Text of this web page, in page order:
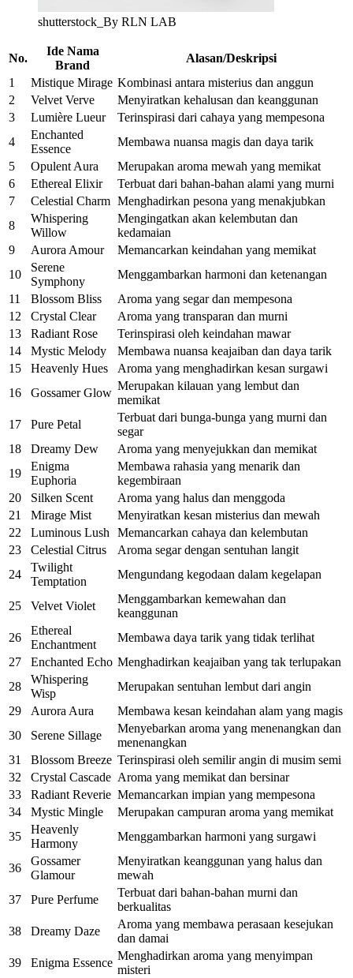
shutterstock_By RLN LAB
No.
Ide Nama
Brand
Alasan/Deskripsi
1
Mistique Mirage Kombinasi antara misterius dan anggun
2
Velvet Verve
Menyiratkan kehalusan dan keanggunan
3
Lumière Lueur
Terinspirasi dari cahaya yang mempesona
4
Enchanted
Essence
Membawa nuansa magis dan daya tarik
5
Opulent Aura
Merupakan aroma mewah yang memikat
6
Ethereal Elixir
Terbuat dari bahan-bahan alami yang murni
7
Celestial Charm Menghadirkan pesona yang menakjubkan
8
Whispering
Willow
Mengingatkan akan kelembutan dan
kedamaian
9
Aurora Amour
Memancarkan keindahan yang memikat
10
Serene
Symphony
Menggambarkan harmoni dan ketenangan
11
Blossom Bliss
Aroma yang segar dan mempesona
12
Crystal Clear
Aroma yang transparan dan murni
13
Radiant Rose
Terinspirasi oleh keindahan mawar
14
Mystic Melody
Membawa nuansa keajaiban dan daya tarik
15
Heavenly Hues
Aroma yang menghadirkan kesan surgawi
16
Gossamer Glow
Merupakan kilauan yang lembut dan
memikat
17
Pure Petal
Terbuat dari bunga-bunga yang murni dan
segar
18
Dreamy Dew
Aroma yang menyejukkan dan memikat
19
Enigma
Euphoria
Membawa rahasia yang menarik dan
kegembiraan
20
Silken Scent
Aroma yang halus dan menggoda
21
Mirage Mist
Menyiratkan kesan misterius dan mewah
22
Luminous Lush
Memancarkan cahaya dan kelembutan
23
Celestial Citrus
Aroma segar dengan sentuhan langit
24
Twilight
Temptation
Mengundang kegodaan dalam kegelapan
25 Velvet Violet
Menggambarkan kemewahan dan
keanggunan
26
Ethereal
Enchantment
Membawa daya tarik yang tidak terlihat
27
Enchanted Echo Menghadirkan keajaiban yang tak terlupakan
28
Whispering
Wisp
Merupakan sentuhan lembut dari angin
29
Aurora Aura
Membawa kesan keindahan alam yang magis
30
Serene Sillage
Menyebarkan aroma yang menenangkan dan
menenangkan
31
Blossom Breeze Terinspirasi oleh semilir angin di musim semi
32
Crystal Cascade Aroma yang memikat dan bersinar
33
Radiant Reverie Memancarkan impian yang mempesona
34
Mystic Mingle
Merupakan campuran aroma yang memikat
35
Heavenly
Harmony
Menggambarkan harmoni yang surgawi
36
Gossamer
Glamour
Menyiratkan keanggunan yang halus dan
mewah
37
Pure Perfume
Terbuat dari bahan-bahan murni dan
berkualitas
38
Dreamy Daze
Aroma yang membawa perasaan kesejukan
dan damai
39
Enigma Essence
Menghadirkan aroma yang menyimpan
misteri